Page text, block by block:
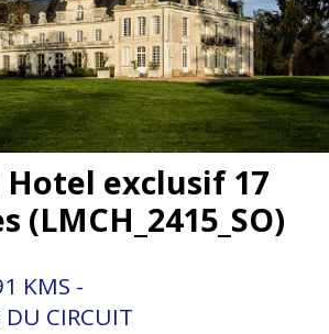
Hotel exclusif 17
(LMCH_2415_SO)
KMS
CIRCUIT